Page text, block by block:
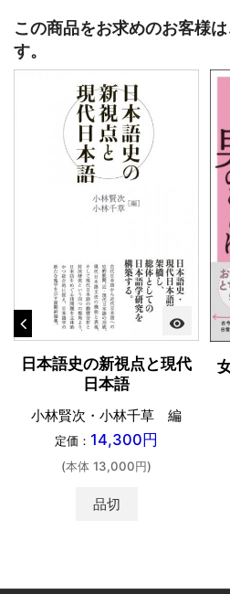
この商品をお求めのお客様
す。
visibility
日本語史の新視点と現代
日本語
小林賢次・小林千草 編
定価： 14,300円
(本体 13,000円)
品切